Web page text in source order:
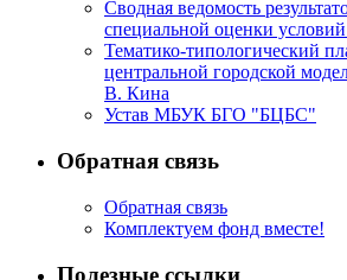
Сводная ведомость
специальной оценки условий
Тематико-типологический
центральной городской
В. Кина
Устав МБУК БГО "БЦБС"
Обратная связь
Обратная связь
Комплектуем фонд вместе!
Полезные ссылки